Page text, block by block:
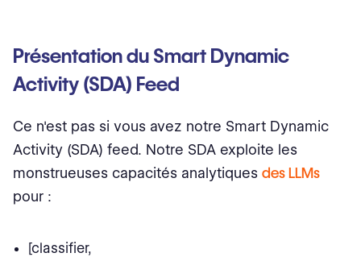
Présentation du Smart Dynamic
Activity (SDA) Feed
Ce n'est pas si vous avez notre Smart Dynamic
Activity (SDA) feed. Notre SDA exploite les
monstrueuses capacités analytiques des LLMs
pour :
[classifier,